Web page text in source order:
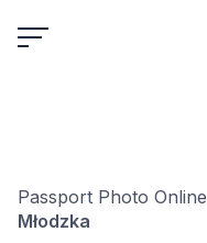
to
Passport Photo Online
Młodzka